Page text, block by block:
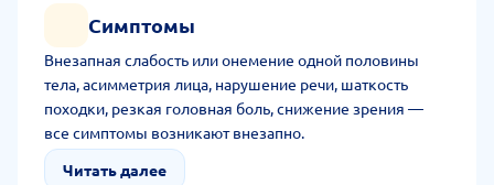
Симптомы
Внезапная слабость или онемение одной половины
тела, асимметрия лица, нарушение речи, шаткость
походки, резкая головная боль, снижение зрения —
все симптомы возникают внезапно.
Читать далее